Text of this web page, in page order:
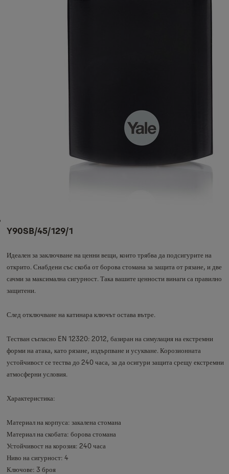
Y90SB/45/129/1
Идеален за заключване на ценни вещи, които трябва да подсигурите на
открито. Снабдени със скоба от борова стомана за защита от рязане, и две
сачми за максимална сигурност. Така вашите ценности винаги са правилно
защитени.
След отключване на катинара ключът остава вътре.
Тестван съгласно EN 12320: 2012, базиран на симулация на екстремни
форми на атака, като рязане, издърпване и усукване. Корозионната
устойчивост се тества до 240 часа, за да осигури защита срещу екстремни
атмосферни условия.
Характеристика:
Материал на корпуса: закалена стомана
Материал на скобата: борова стомана
Устойчивост на корозия: 240 часа
Ниво на сигурност: 4
Ключове: 3 броя